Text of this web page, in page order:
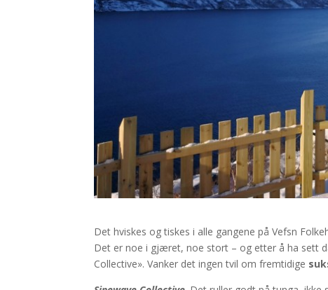
Det hviskes og tiskes i alle gangene på Vefsn
Det er noe i gjæret, noe stort – og etter å ha sett
Collective». Vanker det ingen tvil om fremtidige